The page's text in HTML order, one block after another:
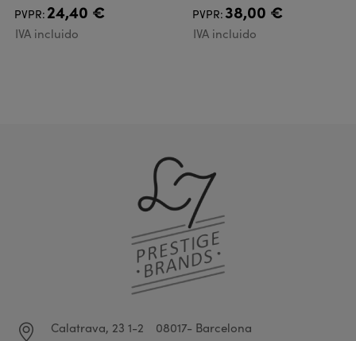
PVPR: 24,40 €
IVA incluido
PVPR:38,00 €
IVA incluido
Calatrava, 23 1-2
08017- Barcelona